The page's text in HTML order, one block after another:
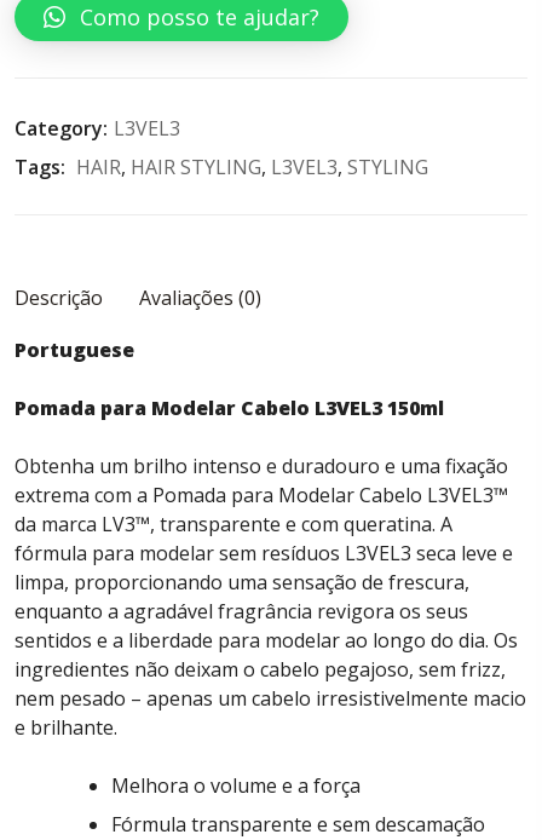
Como posso te ajudar?
Category: L3VEL3
Tags: HAIR, HAIR STYLING, L3VEL3, STYLING
Descrição
Avaliações (0)
Portuguese
Pomada para Modelar Cabelo L3VEL3 150ml
Obtenha um brilho intenso e duradouro e uma fixação
extrema com a Pomada para Modelar Cabelo L3VEL3™
da marca LV3™, transparente e com queratina. A
fórmula para modelar sem resíduos L3VEL3 seca leve e
limpa, proporcionando uma sensação de frescura,
enquanto a agradável fragrância revigora os seus
sentidos e a liberdade para modelar ao longo do dia. Os
ingredientes não deixam o cabelo pegajoso, sem frizz,
nem pesado – apenas um cabelo irresistivelmente macio
e brilhante.
Melhora o volume e a força
Fórmula transparente e sem descamação